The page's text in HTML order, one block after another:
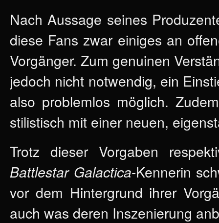
Nach Aussage seines
diese Fans zwar einiges an
Vorgänger. Zum genuinen
jedoch nicht notwendig, ein
also problemlos möglich.
stilistisch mit einer neuen,
Trotz dieser Vorgaben
Battlestar Galactica-Kennerin
vor dem Hintergrund ihrer
auch was deren Inszenierung